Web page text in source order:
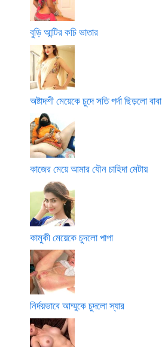
বুড়ি আন্টির কচি ভাতার
অষ্টাদশী মেয়েকে চুদে সতি পর্দা ছিড়লো বাবা
কাজের মেয়ে আমার যৌন চাহিদা মেটায়
কামুকী মেয়েকে চুদলো পাপা
নির্দয়ভাবে আম্মুকে চুদলো স্যার